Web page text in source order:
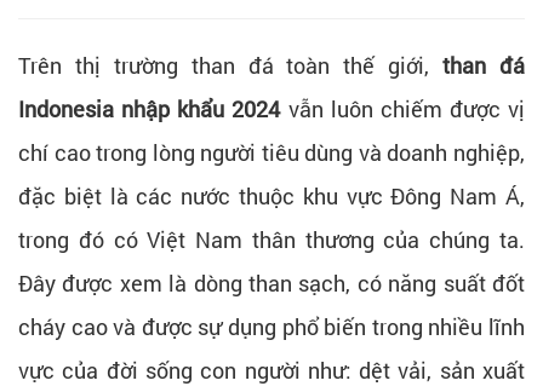
Trên thị trường than đá toàn thế giới,than đá
Indonesia nhập khẩu 2024 vẫn luôn chiếm được vị
chí cao trong lòng người tiêu dùng và doanh nghiệp,
đặc biệt là các nước thuộc khu vực Đông Nam Á,
trong đó có Việt Nam thân thương của chúng ta.
Đây được xem là dòng than sạch, có năng suất đốt
cháy cao và được sự dụng phổ biến trong nhiều lĩnh
vực của đời sống con người như: dệt vải, sản xuất